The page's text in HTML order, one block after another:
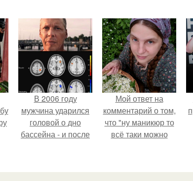
В 2006 году
мужчина ударился
головой о дно
бассейна - и после
странным образом.
Мой ответ на
комментарий о том,
что "ну маникюр то
всё таки можно